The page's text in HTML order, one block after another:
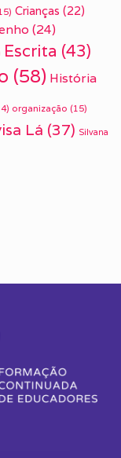
Crianças (22)
(24)
Escrita (43)
(58) História
organização (15)
Lá (37) Silvana